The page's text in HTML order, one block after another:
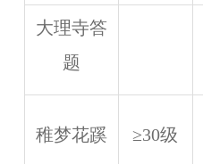
大理寺答
题
稚梦花蹊 ≥30级